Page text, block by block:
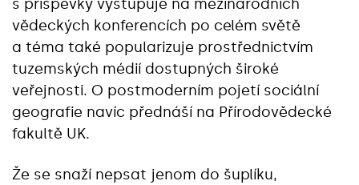
s příspěvky vystupuje na mezinárodních
vědeckých konferencích po celém světě
a téma také popularizuje prostřednictvím
tuzemských médií dostupných široké
veřejnosti. O postmoderním pojetí sociální
geografie navíc přednáší na Přírodovědecké
fakultě UK.
Že se snaží nepsat jenom do šuplíku,